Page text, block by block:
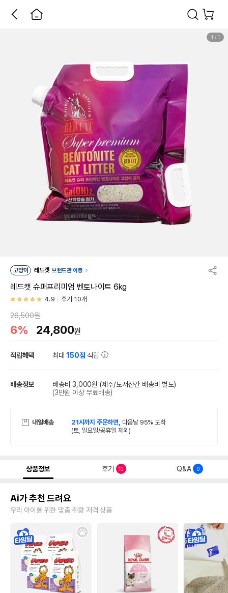
1 / 1
고양이 레드캣 브랜드관 이동
레드캣 슈퍼프리미엄 벤토나이트 6kg
4.9 후기 10개
26,500원
6% 24,800원
적립혜택 최대150점 적립
배송정보 배송비 3,000원 (제주/도서산간 배송비 별도)
(3만원 이상 무료배송)
내일배송 21시까지 주문하면, 다음날 95% 도착
(토, 일요일/공휴일 제외)
상품정보 후기 10 Q&A 0
Ai가 추천 드려요
우리 아이를 위한 맞춤 취향 저격 상품